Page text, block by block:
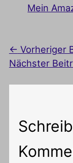
Mein
← Vorheriger
Nächster